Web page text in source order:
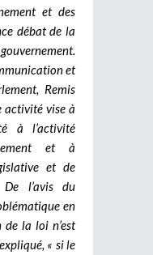
et des
débat de la
et
Remis
activité vise à
à l’activité
et à
et de
l’avis du
en
de la loi n’est
« si le